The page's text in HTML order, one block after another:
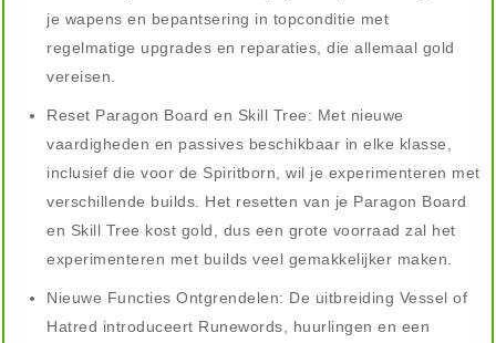
je wapens en bepantsering in topconditie met
regelmatige upgrades en reparaties, die allemaal gold
vereisen.
Reset Paragon Board en Skill Tree: Met nieuwe
vaardigheden en passives beschikbaar in elke klasse,
inclusief die voor de Spiritborn, wil je experimenteren met
verschillende builds. Het resetten van je Paragon Board
en Skill Tree kost gold, dus een grote voorraad zal het
experimenteren met builds veel gemakkelijker maken.
Nieuwe Functies Ontgrendelen: De uitbreiding Vessel of
Hatred introduceert Runewords, huurlingen en een